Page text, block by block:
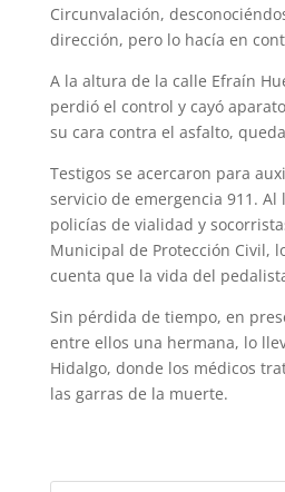
Circunvalación,
dirección, pero lo hacía en
A la altura de la calle Efraín
perdió el control y cayó
su cara contra el asfalto,
Testigos se acercaron para
servicio de emergencia 911.
policías de vialidad y
Municipal de Protección Civil,
cuenta que la vida del
Sin pérdida de tiempo, en
entre ellos una hermana, lo
Hidalgo, donde los médicos
las garras de la muerte.